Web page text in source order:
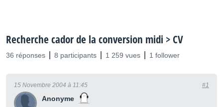
Recherche cador de la conversion midi > CV
36 réponses 8 participants 1 259 vues 1 follower
Anonyme
15 Novembre 2004 à 11:45 #1